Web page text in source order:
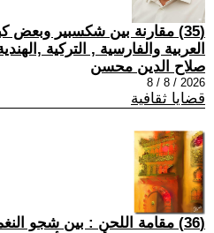
(35) مقارنة بين شكسبير وبعض
العربية والفارسية , التركية
صلاح الدين محسن
2026 / 8 / 8
قضايا ثقافية
(36) مقامة اللحن : بين شجو